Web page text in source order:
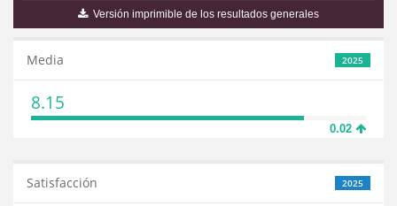
Versión imprimible de los resultados generales
2025
Media
8.15
0.02
2025
Satisfacción